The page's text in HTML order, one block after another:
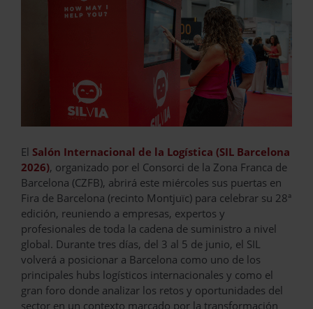
El Salón Internacional de la Logística (SIL Barcelona
2026), organizado por el Consorci de la Zona Franca de
Barcelona (CZFB), abrirá este miércoles sus puertas en
Fira de Barcelona (recinto Montjuïc) para celebrar su 28ª
edición, reuniendo a empresas, expertos y
profesionales de toda la cadena de suministro a nivel
global. Durante tres días, del 3 al 5 de junio, el SIL
volverá a posicionar a Barcelona como uno de los
principales hubs logísticos internacionales y como el
gran foro donde analizar los retos y oportunidades del
sector en un contexto marcado por la transformación